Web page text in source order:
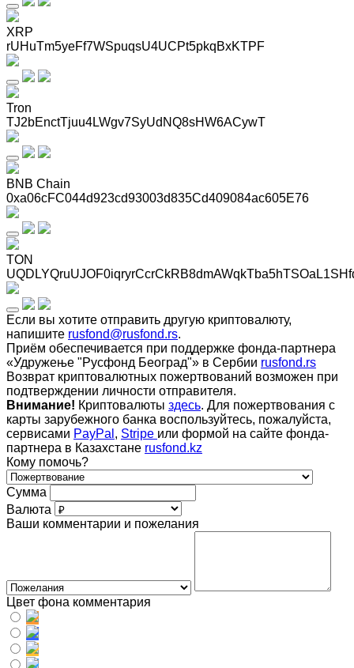
XRP
rUHuTm5yeFf7WSpuqsU4UCPt5pkqBxKTPF
Tron
TJ2bEnctTjuu4LWgv7SyUdNQ8sHW6ACywT
BNB Chain
0xa06cFC044d923cd93003d835Cd409084ac605E76
TON
Если вы хотите отправить другую криптовалюту,
напишите rusfond@rusfond.rs.
Приём обеспечивается при поддержке фонда-партнера
«Удружење "Русфонд Београд"» в Сербии rusfond.rs
Возврат криптовалютных пожертвований возможен при
подтверждении личности отправителя.
Внимание! Криптовалюты здесь. Для пожертвования с
карты зарубежного банка воспользуйтесь, пожалуйста,
сервисами PayPal , Stripe или формой на сайте фонда-
партнера в Казахстане rusfond.kz
Кому помочь?
Сумма
Валюта
Ваши комментарии и пожелания
Цвет фона комментария